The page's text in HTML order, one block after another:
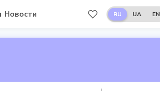
Новости RU UA EN